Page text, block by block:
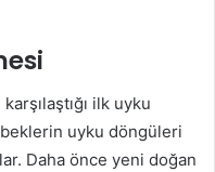
ilk uyku
uyku döngüleri
Daha önce yeni doğan